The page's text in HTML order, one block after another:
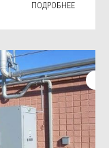
ПОДРОБНЕЕ